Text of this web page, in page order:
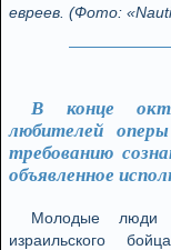
евреев. (Фото:
В конце
любителей
требованию
объявленное
Молодые люди
израильского